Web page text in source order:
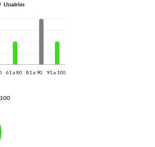
Usuários
61 a 80 81 a 90 91 a 100